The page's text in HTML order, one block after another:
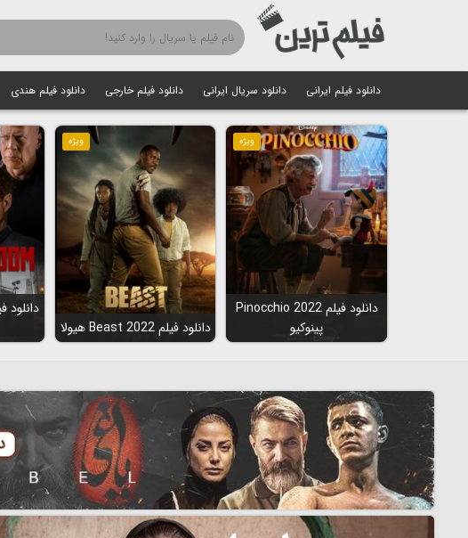
دانلود فیلم ایرانی دانلود سریال ایرانی دانلود فیلم خارجی دانلود فیلم هندی
ویژه
دانلود فیلم Pinocchio 2022
پینوکیو
ویژه
دانلود فیلم Beast 2022 هیولا